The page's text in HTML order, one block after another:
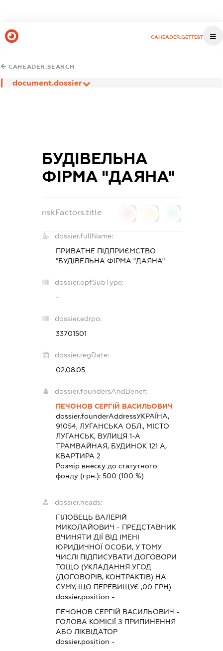
CAHEADER.GETTEST
CAHEADER.SEARCH
document.dossier
БУДІВЕЛЬНА
ФІРМА "ДАЯНА"
riskFactors.title
dossier.fullName:
ПРИВАТНЕ ПІДПРИЄМСТВО
"БУДІВЕЛЬНА ФІРМА "ДАЯНА"
dossier.opfSubType:
-
dossier.edrpo:
33701501
dossier.regDate:
02.08.05
dossier.foundersAndBenef:
ПЕЧОНОВ СЕРГІЙ ВАСИЛЬОВИЧ
dossier.founderAddressУКРАЇНА,
91054, ЛУГАНСЬКА ОБЛ., МІСТО
ЛУГАНСЬК, ВУЛИЦЯ 1-А
ТРАМВАЙНАЯ, БУДИНОК 121 А,
КВАРТИРА 2
Розмір внеску до статутного
фонду (грн.):500 (100 %)
dossier.heads:
ГІЛОВЕЦЬ ВАЛЕРІЙ
МИКОЛАЙОВИЧ - ПРЕДСТАВНИК
ВЧИНЯТИ ДІЇ ВІД ІМЕНІ
ЮРИДИЧНОЇ ОСОБИ, У ТОМУ
ЧИСЛІ ПІДПИСУВАТИ ДОГОВОРИ
ТОЩО (УКЛАДАННЯ УГОД
(ДОГОВОРІВ, КОНТРАКТІВ) НА
СУМУ, ЩО ПЕРЕВИЩУЄ ,00 ГРН)
dossier.position -
ПЕЧОНОВ СЕРГІЙ ВАСИЛЬОВИЧ -
ГОЛОВА КОМІСІЇ З ПРИПИНЕННЯ
АБО ЛІКВІДАТОР
dossier.position -